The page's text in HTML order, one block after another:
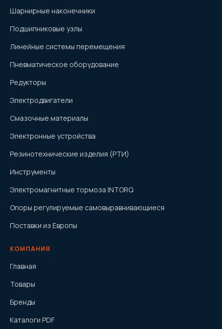
Шарнирные наконечники
Подшипниковые узлы
Линейные системы перемещения
Пневматическое оборудование
Редукторы
Электродвигатели
Смазочные материалы
Электронные устройства
Резинотехнические изделия (РТИ)
Инструменты
Электромагнитные тормоза INTORQ
Опоры регулируемые самовыравнивающиеся
Поставки из Европы
КОМПАНИЯ
Главная
Товары
Бренды
Каталоги PDF